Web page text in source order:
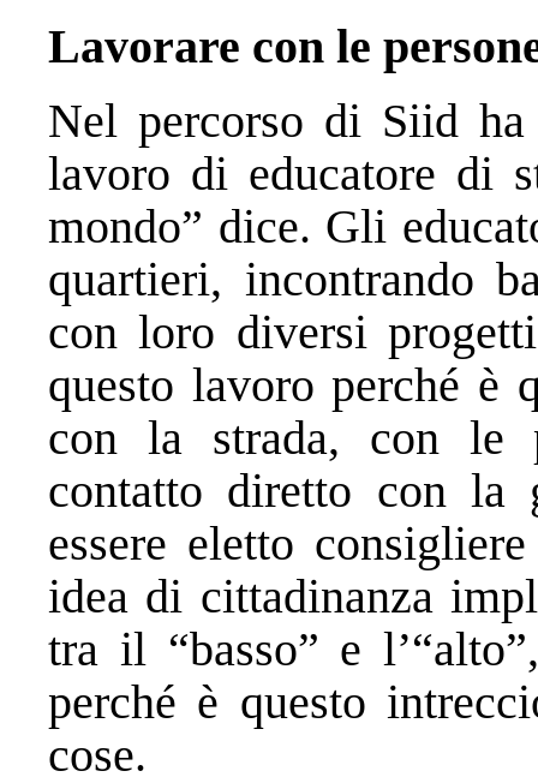
Lavorare con le
Nel percorso di Siid
lavoro di educatore di
mondo” dice. Gli
quartieri, incontrando
con loro diversi
questo lavoro perché è
con la strada, con le
contatto diretto con la
essere eletto
idea di cittadinanza
tra il “basso” e
perché è questo
cose.